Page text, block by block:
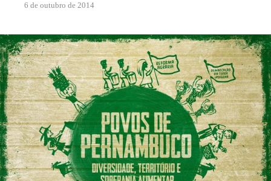
6 de outubro de 2014